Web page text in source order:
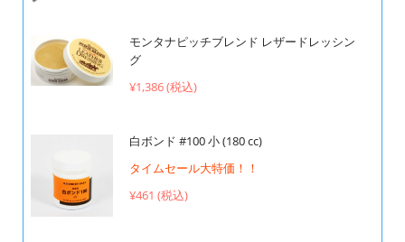
モンタナピッチブレンド レザードレッシン
グ
¥1,386 (税込)
白ボンド #100 小 (180 cc)
タイムセール大特価！！
¥461 (税込)